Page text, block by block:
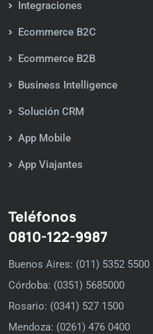
Integraciones
Ecommerce B2C
Ecommerce B2B
Business Intelligence
Solución CRM
App Mobile
App Viajantes
Teléfonos
0810-122-9987
Buenos Aires: (011) 5352 5500
Córdoba: (0351) 5685000
Rosario: (0341) 527 1500
Mendoza: (0261) 476 0400